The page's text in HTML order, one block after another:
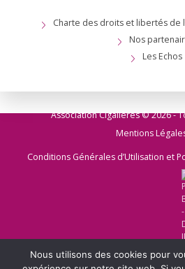
Charte des droits et libertés de
Nos
Les Echos
Association Cigalières © 2026 -
Mentions
Conditions Générales d’Utilisation et
Nous utilisons des cookies pour